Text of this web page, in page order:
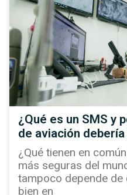
¿Qué es un SMS y
de aviación
¿Qué tienen en
más seguras del
tampoco depende
bien en